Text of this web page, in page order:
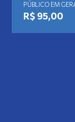
PÚBLICO EM
R$ 95,00